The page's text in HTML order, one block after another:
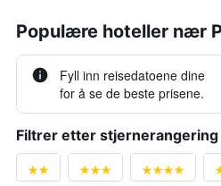
Populære hoteller nær
Fyll inn reisedatoene dine
for å se de beste prisene.
Filtrer etter stjernerangering